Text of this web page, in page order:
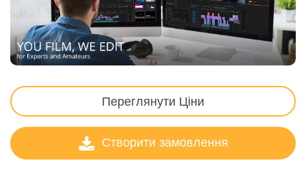
Переглянути Ціни
Створити замовлення